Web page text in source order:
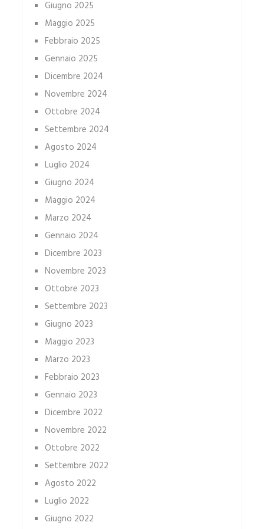
Giugno 2025
Maggio 2025
Febbraio 2025
Gennaio 2025
Dicembre 2024
Novembre 2024
Ottobre 2024
Settembre 2024
Agosto 2024
Luglio 2024
Giugno 2024
Maggio 2024
Marzo 2024
Gennaio 2024
Dicembre 2023
Novembre 2023
Ottobre 2023
Settembre 2023
Giugno 2023
Maggio 2023
Marzo 2023
Febbraio 2023
Gennaio 2023
Dicembre 2022
Novembre 2022
Ottobre 2022
Settembre 2022
Agosto 2022
Luglio 2022
Giugno 2022